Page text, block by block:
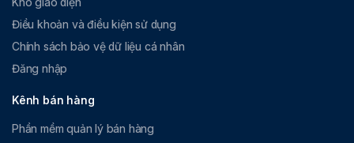
Điều khoản và điều kiện sử dụng
Chính sách bảo vệ dữ liệu cá nhân
Đăng nhập
Kênh bán hàng
Phần mềm quản lý bán hàng